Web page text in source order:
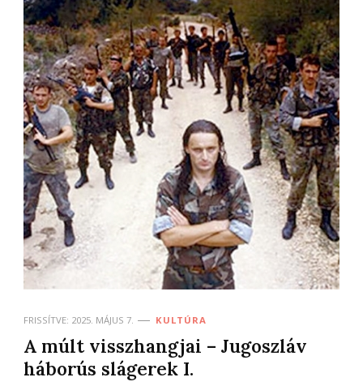
FRISSÍTVE: 2025. MÁJUS 7. KULTÚRA
A múlt visszhangjai – Jugoszláv
háborús slágerek I.